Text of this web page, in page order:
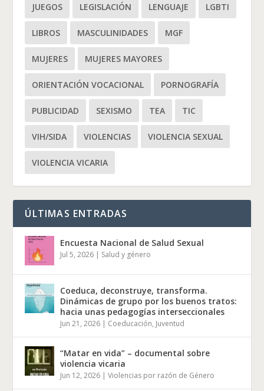
JUEGOS LEGISLACIÓN LENGUAJE LGBTI
LIBROS MASCULINIDADES MGF
MUJERES MUJERES MAYORES
ORIENTACIÓN VOCACIONAL PORNOGRAFÍA
PUBLICIDAD SEXISMO TEA TIC
VIH/SIDA VIOLENCIAS VIOLENCIA SEXUAL
VIOLENCIA VICARIA
ÚLTIMAS ENTRADAS
Encuesta Nacional de Salud Sexual
Jul 5, 2026 | Salud y género
Coeduca, deconstruye, transforma.
Dinámicas de grupo por los buenos tratos:
hacia unas pedagogías interseccionales
Jun 21, 2026 | Coeducación, Juventud
“Matar en vida” – documental sobre
violencia vicaria
Jun 12, 2026 |Violencias por razón de Género